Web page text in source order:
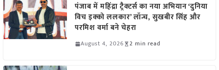
पंजाब में महिंद्रा ट्रैक्टर्स का नया अभियान ‘दुनिया
विच इक्को ललकार’ लॉन्च, सुखबीर सिंह और
परमिश वर्मा बने चेहरा
August 4, 2026 2 min read